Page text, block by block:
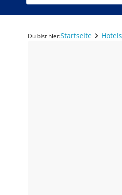
Du bist hier:Startseite Hotels